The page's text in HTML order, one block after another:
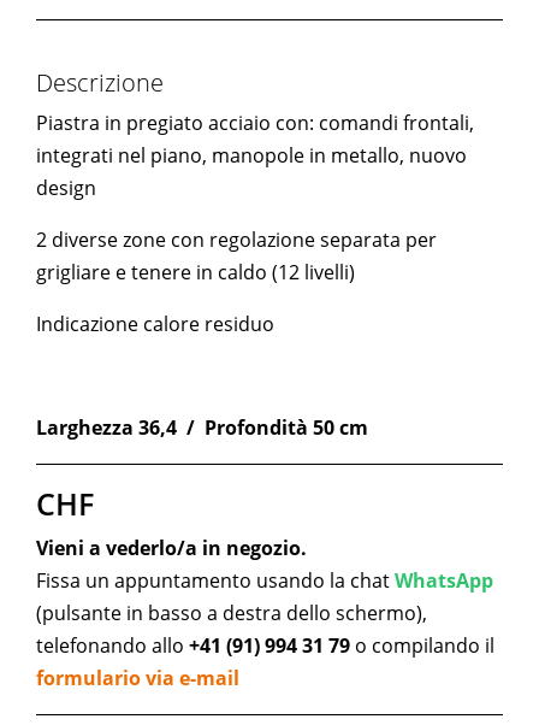
Descrizione
Piastra in pregiato acciaio con: comandi frontali,
integrati nel piano, manopole in metallo, nuovo
design
2 diverse zone con regolazione separata per
grigliare e tenere in caldo (12 livelli)
Indicazione calore residuo
Larghezza 36,4 / Profondità 50 cm
CHF
Vieni a vederlo/a in negozio.
Fissa un appuntamento usando la chatWhatsApp
(pulsante in basso a destra dello schermo),
telefonando allo +41 (91) 994 31 79 o compilando il
formulario via e-mail